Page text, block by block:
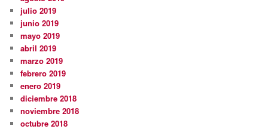
julio 2019
junio 2019
mayo 2019
abril 2019
marzo 2019
febrero 2019
enero 2019
diciembre 2018
noviembre 2018
octubre 2018